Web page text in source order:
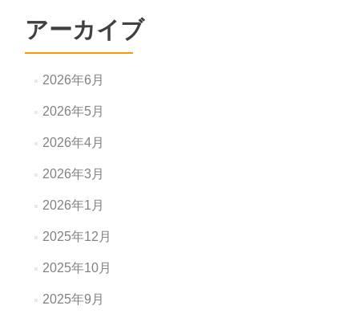
アーカイブ
2026年6月
2026年5月
2026年4月
2026年3月
2026年1月
2025年12月
2025年10月
2025年9月